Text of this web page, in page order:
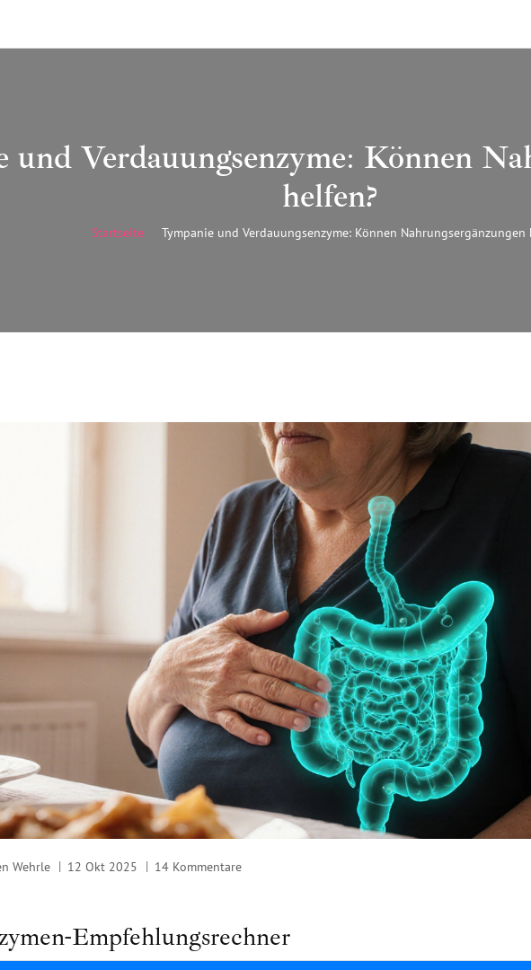
und Verdauungsenzyme: Können
helfen?
Startseite Tympanie und Verdauungsenzyme: Können Nahrungsergänzungen
Wehrle 12 Okt 2025 14 Kommentare
Empfehlungsrechner